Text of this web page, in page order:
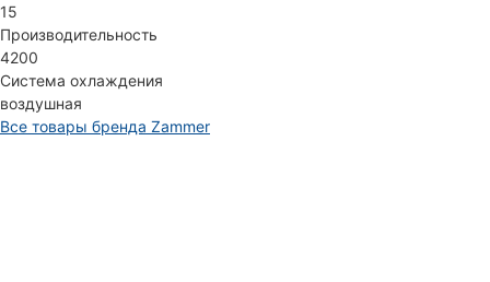
15
Производительность
4200
Система охлаждения
воздушная
Все товары бренда Zammer